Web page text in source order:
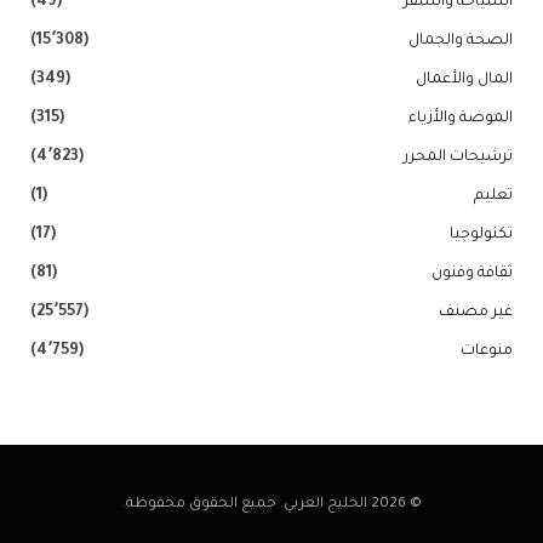
الصحة والجمال (15٬308)
المال والأعمال (349)
الموضة والأزياء (315)
ترشيحات المحرر (4٬823)
تعليم (1)
تكنولوجيا (17)
ثقافة وفنون (81)
غير مصنف (25٬557)
منوعات (4٬759)
© 2026 الخليج العربي. جميع الحقوق محفوظة.